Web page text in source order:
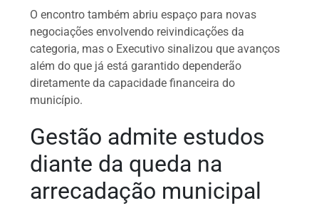
O encontro também abriu espaço para novas
negociações envolvendo reivindicações da
categoria, mas o Executivo sinalizou que avanços
além do que já está garantido dependerão
diretamente da capacidade financeira do
município.
Gestão admite estudos
diante da queda na
arrecadação municipal